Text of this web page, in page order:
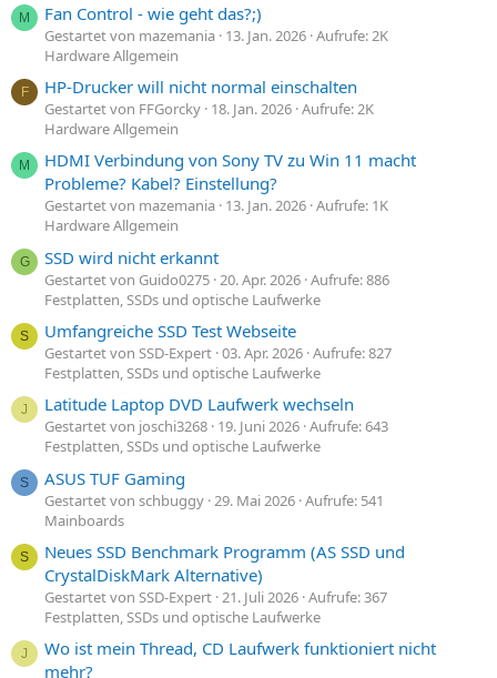
M Fan Control - wie geht das?;)
Gestartet von mazemania 13. Jan. 2026 Aufrufe: 2K
Hardware Allgemein
F HP-Drucker will nicht normal einschalten
Gestartet von FFGorcky 18. Jan. 2026 Aufrufe: 2K
Hardware Allgemein
M
HDMI Verbindung von Sony TV zu Win 11 macht
Probleme? Kabel? Einstellung?
Gestartet von mazemania 13. Jan. 2026 Aufrufe: 1K
Hardware Allgemein
G SSD wird nicht erkannt
Gestartet von Guido0275 20. Apr. 2026 Aufrufe: 886
Festplatten, SSDs und optische Laufwerke
S Umfangreiche SSD Test Webseite
Gestartet von SSD-Expert 03. Apr. 2026 Aufrufe: 827
Festplatten, SSDs und optische Laufwerke
J Latitude Laptop DVD Laufwerk wechseln
Gestartet von joschi3268 19. Juni 2026 Aufrufe: 643
Festplatten, SSDs und optische Laufwerke
S ASUS TUF Gaming
Gestartet von schbuggy 29. Mai 2026 Aufrufe: 541
Mainboards
S
Neues SSD Benchmark Programm (AS SSD und
CrystalDiskMark Alternative)
Gestartet von SSD-Expert 21. Juli 2026 Aufrufe: 367
Festplatten, SSDs und optische Laufwerke
J
Wo ist mein Thread, CD Laufwerk funktioniert nicht
mehr?